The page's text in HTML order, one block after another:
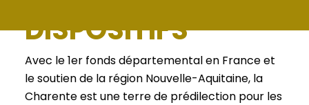
DISPOSITIFS
Avec le 1er fonds départemental en France et
le soutien de la région Nouvelle-Aquitaine, la
Charente est une terre de prédilection pour les